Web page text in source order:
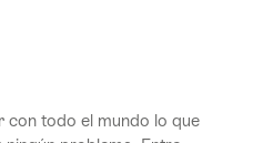
con todo el mundo lo que